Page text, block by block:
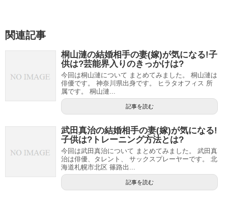
関連記事
桐山漣の結婚相手の妻(嫁)が気になる!子
供は?芸能界入りのきっかけは?
今回は桐山漣について まとめてみました。 桐山漣は
俳優です。 神奈川県出身です。 ヒラタオフィス 所
属です。 桐山漣...
記事を読む
武田真治の結婚相手の妻(嫁)が気になる!
子供は?トレーニング方法とは?
今回は武田真治について まとめてみました。 武田真
治は俳優、タレント、 サックスプレーヤーです。 北
海道札幌市北区 篠路出...
記事を読む